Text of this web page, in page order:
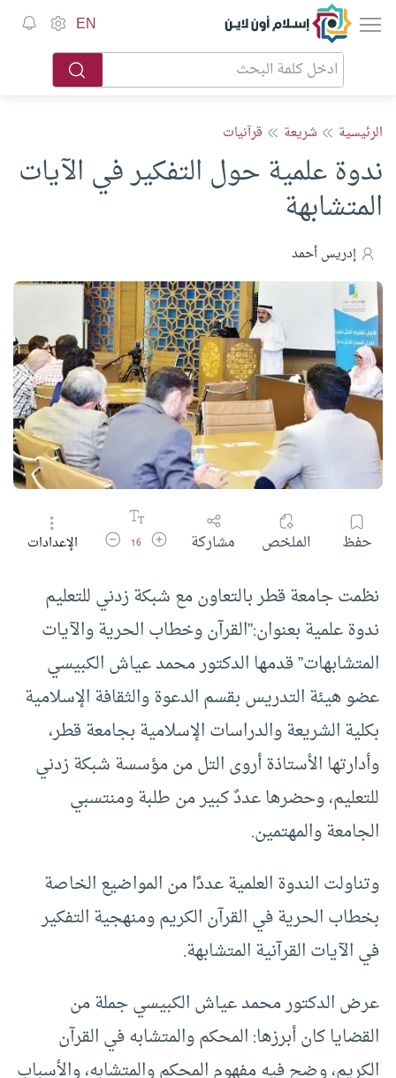
إسلام أون لاين EN
الرئيسية شريعة قرآنيات
ندوة علمية حول التفكير في الآيات
المتشابهة
إدريس أحمد
حفظ الملخص مشاركة زيادة حجم الخط
16 تقليل حجم الخط
الإعدادات
نظمت جامعة قطر بالتعاون مع شبكة زدني للتعليم
ندوة علمية بعنوان:”القرآن وخطاب الحرية والآيات
المتشابهات” قدمها الدكتور محمد عياش الكبيسي
عضو هيئة التدريس بقسم الدعوة والثقافة الإسلامية
بكلية الشريعة والدراسات الإسلامية بجامعة قطر،
وأدارتها الأستاذة أروى التل من مؤسسة شبكة زدني
للتعليم، وحضرها عددٌ كبير من طلبة ومنتسبي
الجامعة والمهتمين.
وتناولت الندوة العلمية عددًا من المواضيع الخاصة
بخطاب الحرية في القرآن الكريم ومنهجية التفكير
في الآيات القرآنية المتشابهة.
عرض الدكتور محمد عياش الكبيسي جملة من
القضايا كان أبرزها: المحكم والمتشابه في القرآن
الكريم، وضح فيه مفهوم المحكم والمتشابه، والأسباب